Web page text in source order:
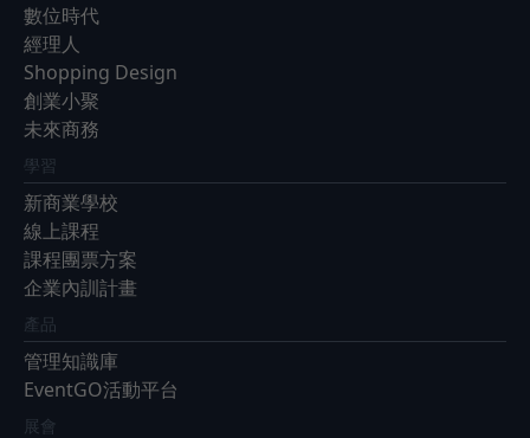
數位時代
經理人
Shopping Design
創業小聚
未來商務
學習
新商業學校
線上課程
課程團票方案
企業內訓計畫
產品
管理知識庫
EventGO活動平台
展會